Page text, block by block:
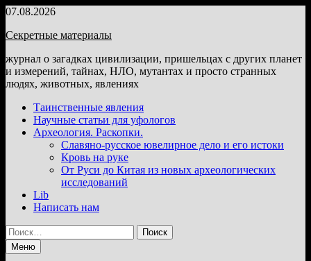
Перейти
содержимому
07.08.2026
Секретные материалы
журнал о загадках цивилизации, пришельцах с других планет
и измерений, тайнах, НЛО, мутантах и просто странных
людях, животных, явлениях
Таинственные явления
Научные статьи для уфологов
Археология. Раскопки.
Славяно-русское ювелирное дело и его истоки
Кровь на руке
От Руси до Китая из новых археологических
исследований
Lib
Написать нам
Найти:
Меню